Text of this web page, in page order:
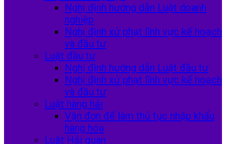
Nghị định hướng dẫn Luật doanh
nghiệp
Nghị định xử phạt lĩnh vực kế hoạch
và đầu tư
Luật đầu tư
Nghị định hướng dẫn Luật đầu tư
Nghị định xử phạt lĩnh vực kế hoạch
và đầu tư
Luật hàng hải
Vận đơn để làm thủ tục nhập khẩu
hàng hóa
Luật Hải quan